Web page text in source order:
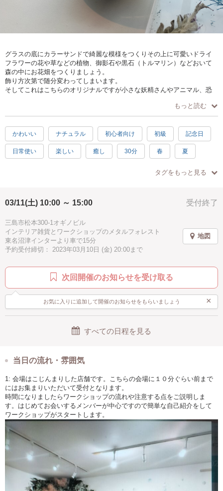
グラスの底にカラーサンドで綺麗な模様をつくりその上に可愛いドライ
フラワーの花や草などの植物、御影石や黒石（トルマリン）などおいて
森の中にお花畑をつくりましょう。
飾り方次第で随分変わってしまいます。
そしてこれはこちらのオリジナルですが小さな妖精さんやアニマル、恐
こちらの教室の特徴はショップ内がギャラリーのようになっており様々
な作品、商品が展示されています。
天井からはいくつかのモビールが下がり販売の店舗とは異なる雰囲気で
す。
ご希望があればアロマも焚くこともできますのでご希望の方はお声がけ
もっと読む
かわいい ナチュラル 初心者向け 初級 記念日
日常使い 楽しい 癒し 30分 春 夏
子供歓迎
駅近 手ぶらOK
タグをもっと見る
受付終了
03/11(土) 10:00 ～ 15:00
三島市松本300-1オギノビル
インテリア雑貨とワークショップのメタルフォレスト
東名沼津インターより車で15分
予約受付締切： 2023年03月10日 (金) 20:00まで
地図
次回開催のお知らせを受け取る
お気に入りに追加して開催のお知らせをもらいましょう ×
すべての日程を見る
当日の流れ・雰囲気
1: 会場はこじんまりした店舗です。こちらの会場に１０分ぐらい前まで
にはお集まりいただいて受付となります。
時間になりましたらワークショップの流れや注意する点をご説明しま
す。はじめてお会いするメンバーが中心ですので簡単な自己紹介をして
ワークショップがスタートします。